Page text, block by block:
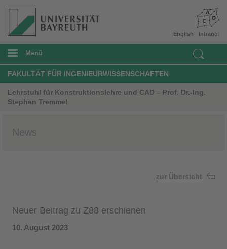
Intranet
English
Menü
FAKULTÄT FÜR INGENIEURWISSENSCHAFTEN
Lehrstuhl für Konstruktionslehre und CAD – Prof. Dr.-Ing.
Stephan Tremmel
News
zur Übersicht
Neuer Beitrag zu Z88 erschienen
10. August 2023